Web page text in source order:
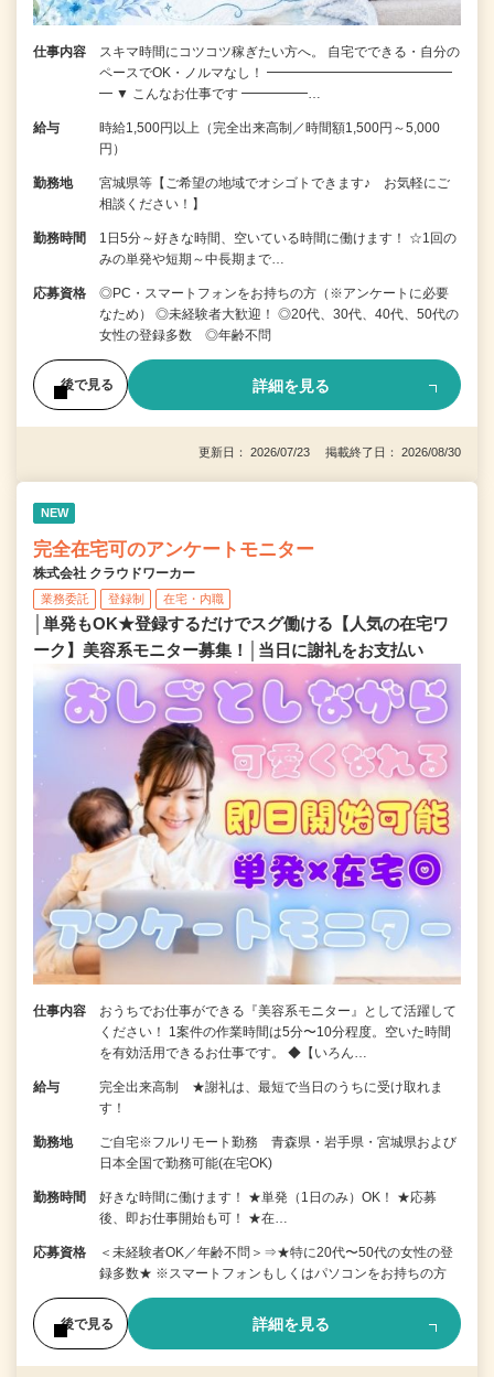
仕事内容
スキマ時間にコツコツ稼ぎたい方へ。 自宅でできる・自分の
ペースでOK・ノルマなし！ ━━━━━━━━━━━━━━
━ ▼ こんなお仕事です ━━━━━…
給与
時給1,500円以上（完全出来高制／時間額1,500円～5,000
円）
勤務地
宮城県等【ご希望の地域でオシゴトできます♪ お気軽にご
相談ください！】
勤務時間
1日5分～好きな時間、空いている時間に働けます！ ☆1回の
みの単発や短期～中長期まで…
応募資格
◎PC・スマートフォンをお持ちの方（※アンケートに必要
なため） ◎未経験者大歓迎！ ◎20代、30代、40代、50代の
女性の登録多数 ◎年齢不問
後で見る 詳細を見る
更新日： 2026/07/23 掲載終了日： 2026/08/30
NEW
完全在宅可のアンケートモニター
株式会社 クラウドワーカー
業務委託 登録制 在宅・内職
│単発もOK★登録するだけでスグ働ける【人気の在宅ワ
ーク】美容系モニター募集！│当日に謝礼をお支払い
仕事内容
おうちでお仕事ができる『美容系モニター』として活躍して
ください！ 1案件の作業時間は5分〜10分程度。空いた時間
を有効活用できるお仕事です。 ◆【いろん…
給与
完全出来高制 ★謝礼は、最短で当日のうちに受け取れま
す！
勤務地
ご自宅※フルリモート勤務 青森県・岩手県・宮城県および
日本全国で勤務可能(在宅OK)
勤務時間
好きな時間に働けます！ ★単発（1日のみ）OK！ ★応募
後、即お仕事開始も可！ ★在…
応募資格
＜未経験者OK／年齢不問＞⇒★特に20代〜50代の女性の登
録多数★ ※スマートフォンもしくはパソコンをお持ちの方
後で見る 詳細を見る